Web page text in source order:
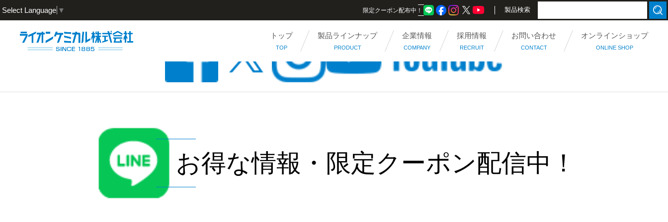
Select Language ▼ 限定クーポン配布中！ 製品検索
トップ
TOP
製品ラインナップ
PRODUCT
企業情報
COMPANY
採用情報
RECRUIT
お問い合わせ
CONTACT
オンラインショップ
ONLINE SHOP
お得な情報・限定クーポン配信中！